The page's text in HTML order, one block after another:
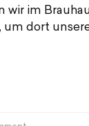
wir im
um dort